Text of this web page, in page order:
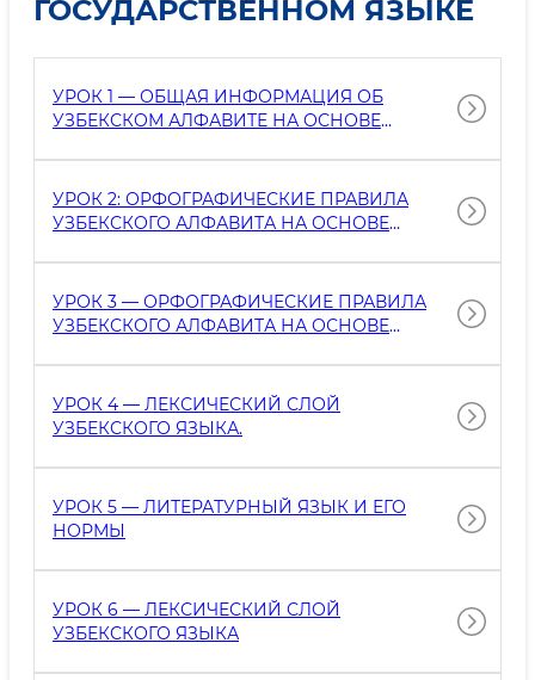
ГОСУДАРСТВЕННОМ ЯЗЫКЕ
УРОК 1 — ОБЩАЯ ИНФОРМАЦИЯ ОБ
УЗБЕКСКОМ АЛФАВИТЕ НА ОСНОВЕ
УРОК 2: ОРФОГРАФИЧЕСКИЕ ПРАВИЛА
УЗБЕКСКОГО АЛФАВИТА НА ОСНОВЕ
УРОК 3 — ОРФОГРАФИЧЕСКИЕ ПРАВИЛА
УЗБЕКСКОГО АЛФАВИТА НА ОСНОВЕ
УРОК 4 — ЛЕКСИЧЕСКИЙ СЛОЙ
УЗБЕКСКОГО ЯЗЫКА.
УРОК 5 — ЛИТЕРАТУРНЫЙ ЯЗЫК И ЕГО
НОРМЫ
УРОК 6 — ЛЕКСИЧЕСКИЙ СЛОЙ
УЗБЕКСКОГО ЯЗЫКА